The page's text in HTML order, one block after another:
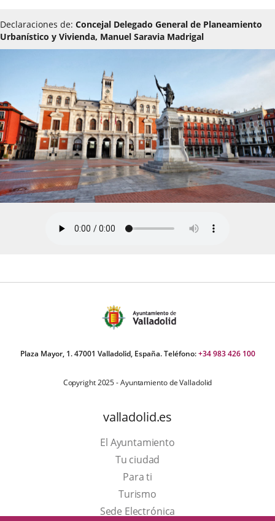
Declaraciones de: Concejal Delegado General de Planeamiento
Urbanístico y Vivienda, Manuel Saravia Madrigal
Plaza Mayor, 1. 47001 Valladolid, España. Teléfono:+34 983 426 100
Copyright 2025 - Ayuntamiento de Valladolid
valladolid.es
El Ayuntamiento
Tu ciudad
Para ti
TurismoEste
enlace
Sede Electrónica